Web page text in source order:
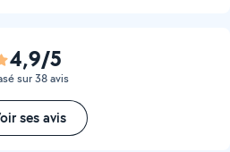
4,9/5
sur 38 avis
ses avis